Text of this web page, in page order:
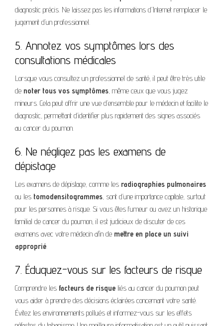
diagnostic précis. Ne laissez pas les informations d’Internet remplacer le
jugement d’un professionnel.
5. Annotez vos symptômes lors des
consultations médicales
Lorsque vous consultez un professionnel de santé, il peut être très utile
de noter tous vos symptômes, même ceux que vous jugez
mineurs. Cela peut offrir une vue d’ensemble pour le médecin et facilite le
diagnostic, permettant d’identifier plus rapidement des signes associés
au cancer du poumon.
6. Ne négligez pas les examens de
dépistage
Les examens de dépistage, comme les radiographies pulmonaires
ou les tomodensitogrammes, sont d’une importance capitale, surtout
pour les personnes à risque. Si vous êtes fumeur ou avez un historique
familial de cancer du poumon, il est judicieux de discuter de ces
examens avec votre médecin afin de mettre en place un suivi
approprié.
7. Éduquez-vous sur les facteurs de risque
Comprendre les facteurs de risque liés au cancer du poumon peut
vous aider à prendre des décisions éclairées concernant votre santé.
Évitez les environnements pollués et informez-vous sur les effets